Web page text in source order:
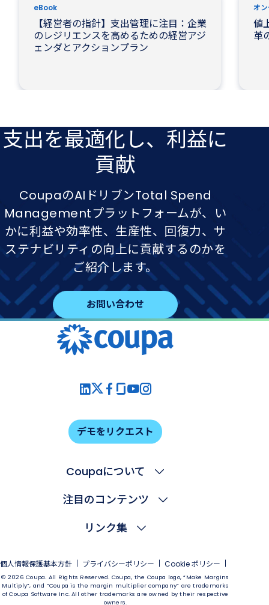
eBook
【経営者の指針】支出管理に注目：企業
のレジリエンスを高めるための経営アジ
ェンダとアクションプラン
オ
値
革
支出を​最適化し、​利益に​
貢献
CoupaのAIドリブンTotal Spend
Managementプラットフォームが、い
かに利益や効率性、生産性、回復力、サ
ステナビリティの向上に貢献するのかを
ご紹介します。
お問い合わせ
デモをリクエスト
Coupaについて
注目のコンテンツ
リンク集
個人情報保護基本方針 プライバシーポリシー Cookie ポリシー
© 2026 Coupa. All Rights Reserved. Coupa, the Coupa logo, “Make Margins
Multiply”, and “Coupa is the margin multiplier company” are trademarks
of Coupa Software Inc. All other trademarks are owned by their respective
owners.